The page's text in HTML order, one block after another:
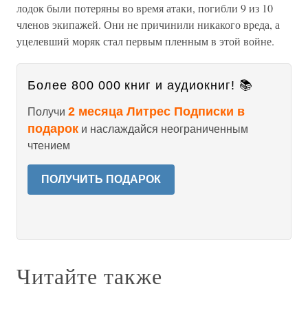
лодок были потеряны во время атаки, погибли 9 из 10
членов экипажей. Они не причинили никакого вреда, а
уцелевший моряк стал первым пленным в этой войне.
Более 800 000 книг и аудиокниг! 📚
Получи 2 месяца Литрес Подписки в
подарок и наслаждайся неограниченным
чтением
ПОЛУЧИТЬ ПОДАРОК
Читайте также